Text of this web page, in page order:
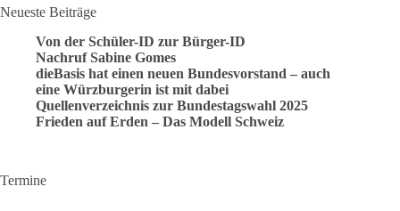
Neueste Beiträge
Von der Schüler-ID zur Bürger-ID
Nachruf Sabine Gomes
dieBasis hat einen neuen Bundesvorstand – auch
eine Würzburgerin ist mit dabei
Quellenverzeichnis zur Bundestagswahl 2025
Frieden auf Erden – Das Modell Schweiz
Termine